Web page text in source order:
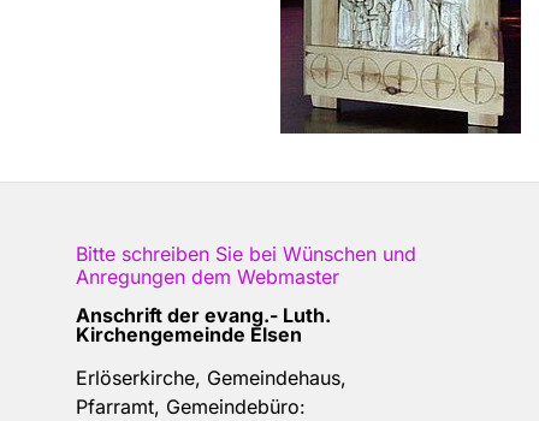
Bitte schreiben Sie bei Wünschen und
Anregungen dem Webmaster
Anschrift der evang.- Luth.
Kirchengemeinde Elsen
Erlöserkirche, Gemeindehaus,
Pfarramt, Gemeindebüro: